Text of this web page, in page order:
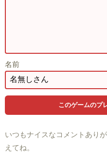
名前
いつもナイスなコメントあり
えてね。